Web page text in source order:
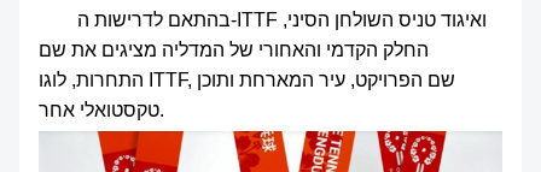
החלק הקדמי והאחורי של המדליה מציגים את שם
התחרות, לוגו ITTF, שם הפרויקט, עיר המארחת ותוכן
טקסטואלי אחר.